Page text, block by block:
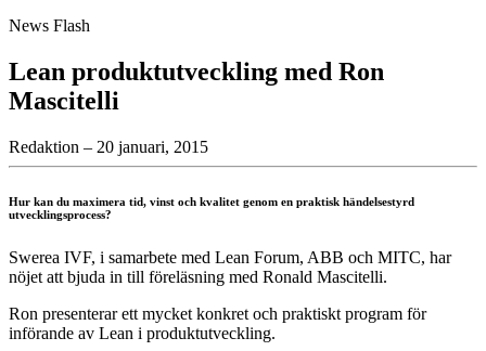
News Flash
Lean produktutveckling med Ron
Mascitelli
Redaktion – 20 januari, 2015
Hur kan du maximera tid, vinst och kvalitet genom en praktisk händelsestyrd
utvecklingsprocess?
Swerea IVF, i samarbete med Lean Forum, ABB och MITC, har
nöjet att bjuda in till föreläsning med Ronald Mascitelli.
Ron presenterar ett mycket konkret och praktiskt program för
införande av Lean i produktutveckling.